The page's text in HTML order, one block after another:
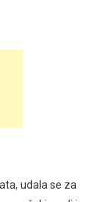
udala se za